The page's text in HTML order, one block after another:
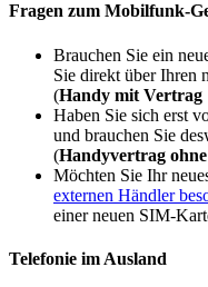
Fragen zum Mobilfunk-
Brauchen Sie ein
Sie direkt über Ihren
(Handy mit Vertrag
Haben Sie sich erst
und brauchen Sie
(Handyvertrag
Möchten Sie Ihr
externen Händler
einer neuen SIM-
Telefonie im Ausland